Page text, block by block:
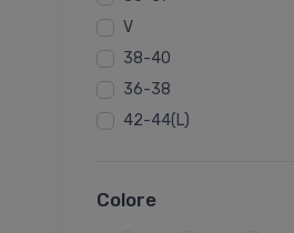
V
38-40
36-38
42-44(L)
Colore